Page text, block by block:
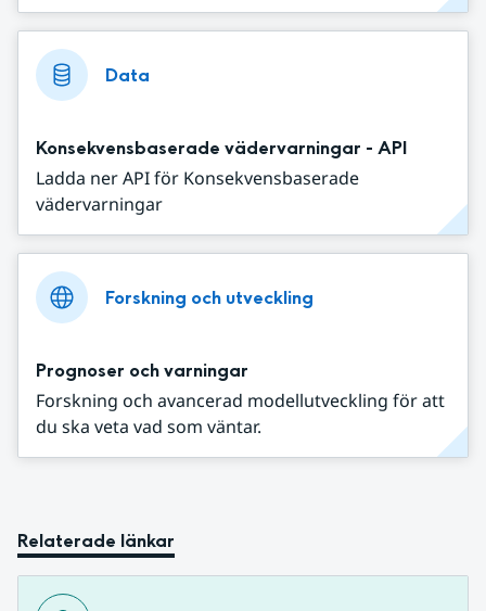
Data
Konsekvensbaserade vädervarningar - API
Ladda ner API för Konsekvensbaserade
vädervarningar
Forskning och utveckling
Prognoser och varningar
Forskning och avancerad modellutveckling för att
du ska veta vad som väntar.
Relaterade länkar